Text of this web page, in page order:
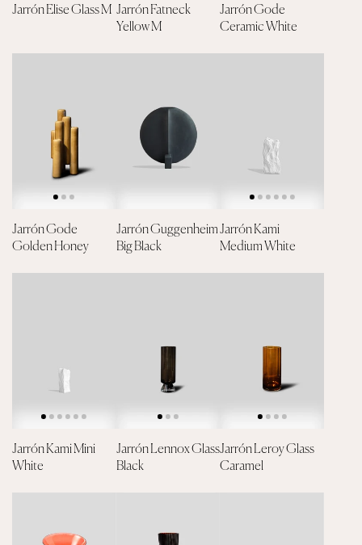
Jarrón Elise Glass M Jarrón Fatneck
Yellow M
Jarrón Gode
Ceramic White
Jarrón Gode
Golden Honey
Jarrón Guggenheim
Big Black
Jarrón Kami
Medium White
Jarrón Kami Mini
White
Jarrón Lennox Glass
Black
Jarrón Leroy Glass
Caramel